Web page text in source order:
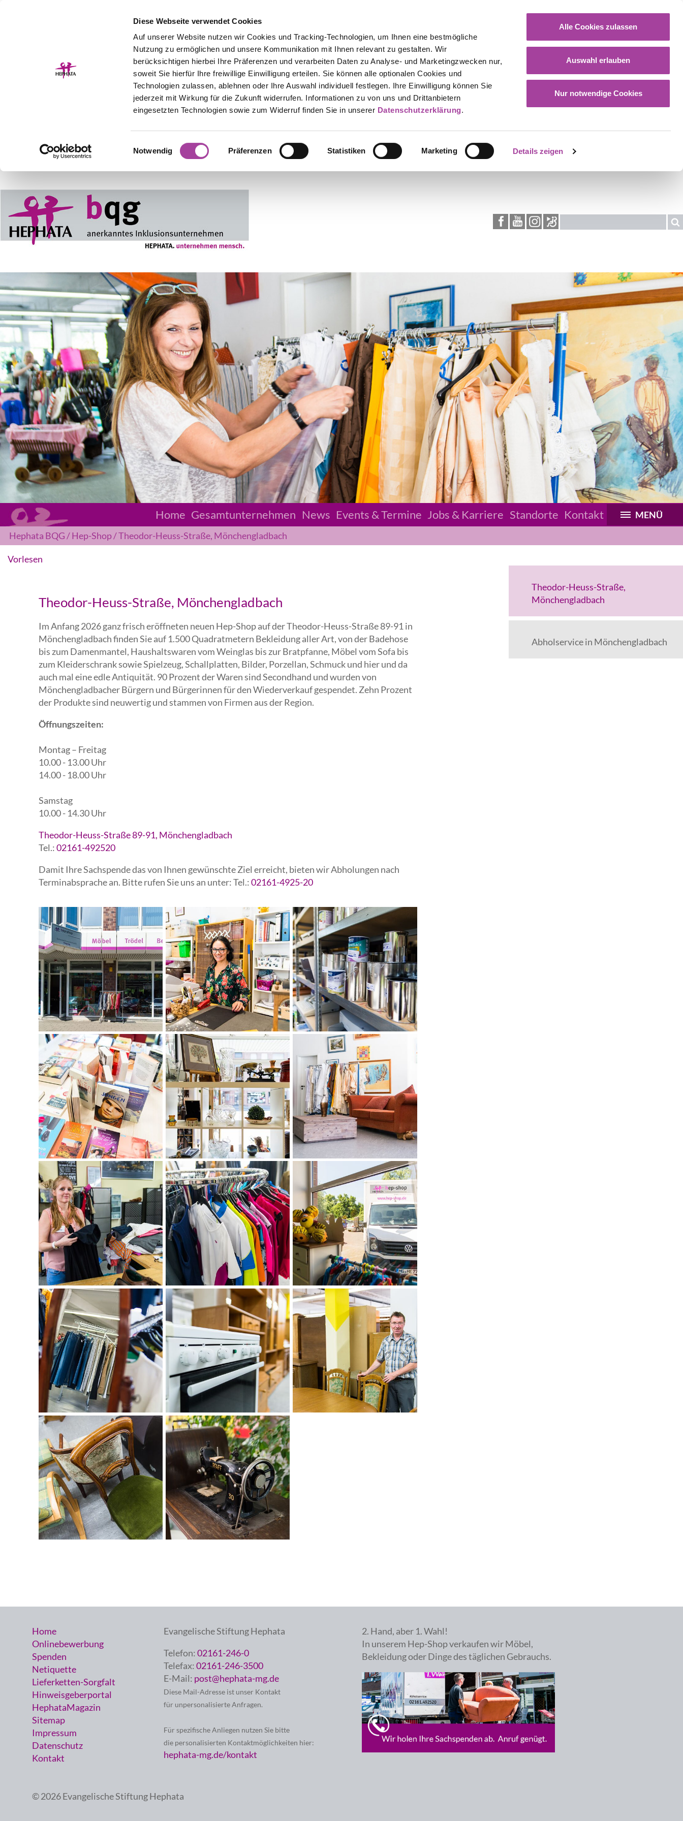
Diese Webseite verwendet Cookies
Auf unserer Website nutzen wir Cookies und Tracking-Technologien, um Ihnen eine bestmögliche
Nutzung zu ermöglichen und unsere Kommunikation mit Ihnen relevant zu gestalten. Wir
berücksichtigen hierbei Ihre Präferenzen und verarbeiten Daten zu Analyse- und Marketingzwecken nur,
soweit Sie hierfür Ihre freiwillige Einwilligung erteilen. Sie können alle optionalen Cookies und
Technologien zulassen, ablehnen oder Ihre Auswahl individuell festlegen. Ihre Einwilligung können Sie
jederzeit mit Wirkung für die Zukunft widerrufen. Informationen zu von uns und Drittanbietern
eingesetzten Technologien sowie zum Widerruf finden Sie in unserer Datenschutzerklärung.
Einwilligungsauswahl
Notwendig Präferenzen Statistiken Marketing Details zeigen
Alle Cookies zulassen
Auswahl erlauben
Nur notwendige Cookies
- So
Youtube
Home Gesamtunternehmen News Events & Termine Jobs & Karriere Standorte Kontakt
MENÜ
Hephata BQG
Hep-Shop Theodor-Heuss-Straße, Mönchengladbach
Vorlesen
Theodor-Heuss-Straße, Mönchengladbach
Im Anfang 2026 ganz frisch eröffneten neuen Hep-Shop auf der Theodor-Heuss-Straße 89-91 in
Mönchengladbach finden Sie auf 1.500 Quadratmetern Bekleidung aller Art, von der Badehose
bis zum Damenmantel, Haushaltswaren vom Weinglas bis zur Bratpfanne, Möbel vom Sofa bis
zum Kleiderschrank sowie Spielzeug, Schallplatten, Bilder, Porzellan, Schmuck und hier und da
auch mal eine edle Antiquität. 90 Prozent der Waren sind Secondhand und wurden von
Mönchengladbacher Bürgern und Bürgerinnen für den Wiederverkauf gespendet. Zehn Prozent
der Produkte sind neuwertig und stammen von Firmen aus der Region.
Öffnungszeiten:
Montag – Freitag
10.00 - 13.00 Uhr
14.00 - 18.00 Uhr
Samstag
10.00 - 14.30 Uhr
Theodor-Heuss-Straße 89-91, Mönchengladbach
Tel.:02161-492520
Damit Ihre Sachspende das von Ihnen gewünschte Ziel erreicht, bieten wir Abholungen nach
Terminabsprache an. Bitte rufen Sie uns an unter: Tel.:02161-4925-20
Theodor-Heuss-Straße,
Mönchengladbach
Abholservice in Mönchengladbach
Home
Onlinebewerbung
Spenden
Netiquette
Lieferketten-Sorgfalt
Hinweisgeberportal
HephataMagazin
Sitemap
Impressum
Datenschutz
Kontakt
Evangelische Stiftung Hephata
Telefon:02161-246-0
Telefax:02161-246-3500
E-Mail: post@hephata-mg.de
Diese Mail-Adresse ist unser Kontakt
für unpersonalisierte Anfragen.
Für spezifische Anliegen nutzen Sie bitte
die personalisierten Kontaktmöglichkeiten hier:
hephata-mg.de/kontakt
2. Hand, aber 1. Wahl!
In unserem Hep-Shop verkaufen wir Möbel,
Bekleidung oder Dinge des täglichen Gebrauchs.
© 2026 Evangelische Stiftung Hephata
Leben“; Werkstätten werden zu„Hephata Arbeit“
Lesen Sie alle Hintergründe in unserem jüngsten
News-Beitrag.